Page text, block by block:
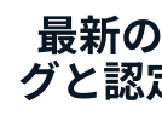
最新
グと認